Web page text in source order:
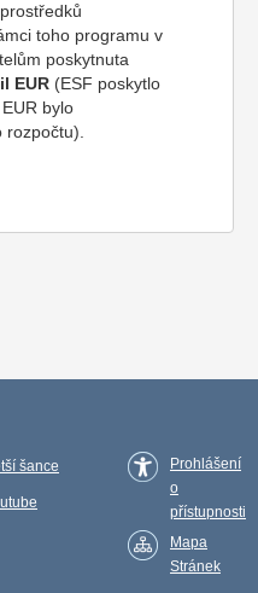
toho programu v
poskytnuta
EUR (ESF poskytlo
bylo
šance
Prohlášení
o
přístupnosti
Mapa
Stránek